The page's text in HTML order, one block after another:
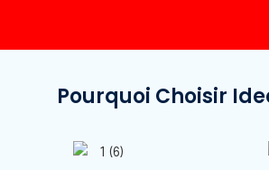
Pourquoi Choisir